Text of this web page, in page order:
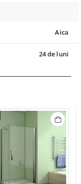
Aica
24 de luni